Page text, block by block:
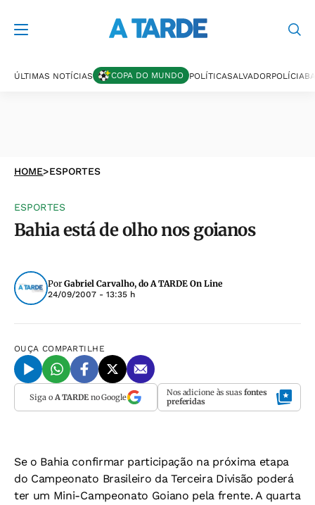
ÚLTIMAS NOTÍCIAS COPA DO MUNDO POLÍTICASALVADORPOLÍCIA
HOME>ESPORTES
ESPORTES
Bahia está de olho nos goianos
Por Gabriel Carvalho, do A TARDE On Line
24/09/2007 - 13:35 h
OUÇA COMPARTILHE
Siga o A TARDEno Google Nos adicione às suas fontes
preferidas
Se o Bahia confirmar participação na próxima etapa
do Campeonato Brasileiro da Terceira Divisão poderá
ter um Mini-Campeonato Goiano pela frente. A quarta